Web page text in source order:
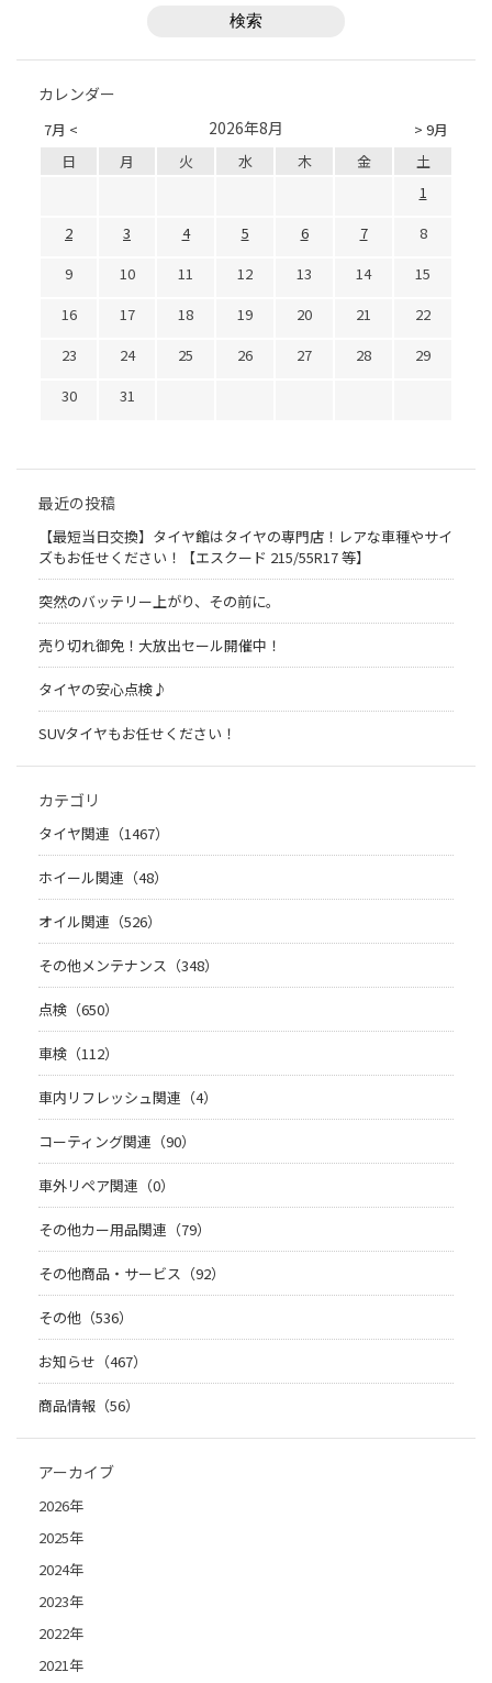
カレンダー
7月 < > 9月
2026年8月
日 月 火 水 木 金
土
1
2
3 4 5 6 7
8
9
10 11 12 13 14
15
16
17 18 19 20 21
22
23
24 25 26 27 28
29
30
31
最近の投稿
【最短当日交換】タイヤ館はタイヤの専門店！レアな車種やサイ
ズもお任せください！【エスクード 215/55R17 等】
突然のバッテリー上がり、その前に。
売り切れ御免！大放出セール開催中！
タイヤの安心点検♪
SUVタイヤもお任せください！
カテゴリ
タイヤ関連（1467）
ホイール関連（48）
オイル関連（526）
その他メンテナンス（348）
点検（650）
車検（112）
車内リフレッシュ関連（4）
コーティング関連（90）
車外リペア関連（0）
その他カー用品関連（79）
その他商品・サービス（92）
その他（536）
お知らせ（467）
商品情報（56）
アーカイブ
2026年
2025年
2024年
2023年
2022年
2021年